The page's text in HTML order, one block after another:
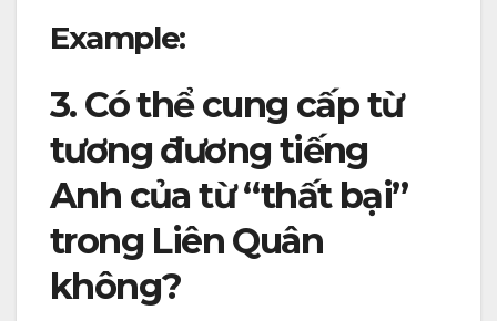
Example:
3. Có thể cung cấp từ
tương đương tiếng
Anh của từ “thất bại”
trong Liên Quân
không?